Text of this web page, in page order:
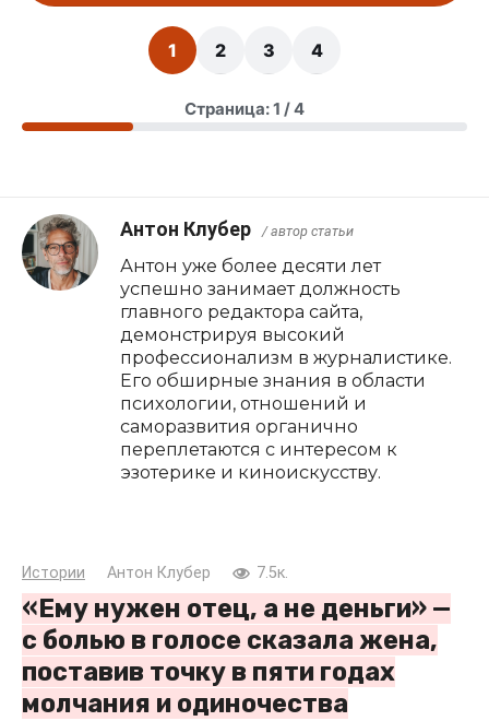
1 2 3 4
Страница: 1 / 4
Антон Клубер / автор статьи
Антон уже более десяти лет
успешно занимает должность
главного редактора сайта,
демонстрируя высокий
профессионализм в журналистике.
Его обширные знания в области
психологии, отношений и
саморазвития органично
переплетаются с интересом к
эзотерике и киноискусству.
Истории Антон Клубер 7.5к.
«Ему нужен отец, а не деньги» —
с болью в голосе сказала жена,
поставив точку в пяти годах
молчания и одиночества